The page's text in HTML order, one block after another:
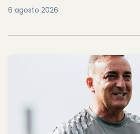
6 agosto 2026